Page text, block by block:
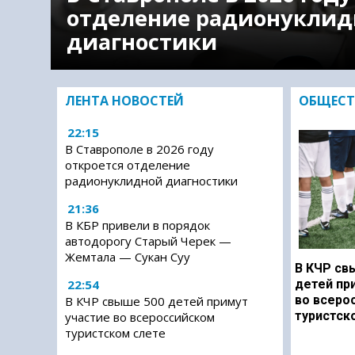
отделение
диагностики
ЛЕНТА НОВОСТЕЙ
22:15
В Ставрополе в 2026 году
откроется отделение
радионуклидной диагностики
21:36
В КБР привели в порядок
автодорогу Старый Черек —
Жемтала — Сукан Суу
22:54
В КЧР свыше 500 детей примут
участие во всероссийском
туристском слете
В КЧР
детей
во